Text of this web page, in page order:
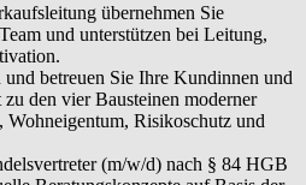
übernehmen Sie
und unterstützen bei Leitung,
und betreuen Sie Ihre Kundinnen und
den vier Bausteinen moderner
Wohneigentum, Risikoschutz und
(m/w/d) nach § 84 HGB